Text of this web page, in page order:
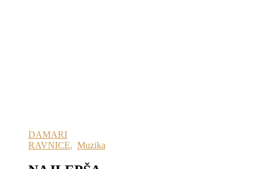
DAMARI
RAVNICE, Muzika